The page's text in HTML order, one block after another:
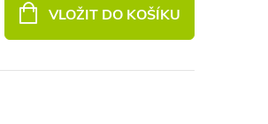
VLOŽIT DO KOŠÍKU